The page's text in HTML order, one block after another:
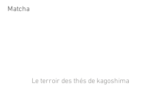
Matcha
Le terroir des thés de kagoshima